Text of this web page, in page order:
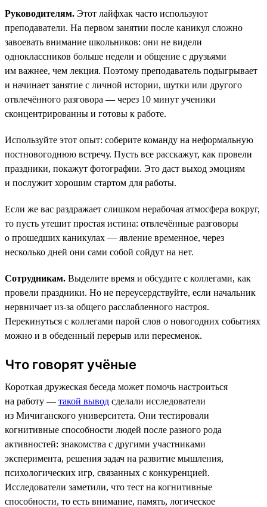
Руководителям. Этот лайфхак часто используют
преподаватели. На первом занятии после каникул сложно
завоевать внимание школьников: они не видели
одноклассников больше недели и общение с друзьями
им важнее, чем лекция. Поэтому преподаватель подыгрывает
и начинает занятие с личной истории, шутки или другого
отвлечённого разговора — через 10 минут ученики
сконцентрированны и готовы к работе.
Используйте этот опыт: соберите команду на неформальную
постновогоднюю встречу. Пусть все расскажут, как провели
праздники, покажут фотографии. Это даст выход эмоциям
и послужит хорошим стартом для работы.
Если же вас раздражает слишком нерабочая атмосфера вокруг,
то пусть утешит простая истина: отвлечённые разговоры
о прошедших каникулах — явление временное, через
несколько дней они сами собой сойдут на нет.
Сотрудникам. Выделите время и обсудите с коллегами, как
провели праздники. Но не переусердствуйте, если начальник
нервничает из-за общего расслабленного настроя.
Перекинуться с коллегами парой слов о новогодних событиях
можно и в обеденный перерыв или пересменок.
Что говорят учёные
Короткая дружеская беседа может помочь настроиться
на работу — такой вывод сделали исследователи
из Мичиганского университета. Они тестировали
когнитивные способности людей после разного рода
активностей: знакомства с другими участниками
эксперимента, решения задач на развитие мышления,
психологических игр, связанных с конкуренцией.
Исследователи заметили, что тест на когнитивные
способности, то есть внимание, память, логическое